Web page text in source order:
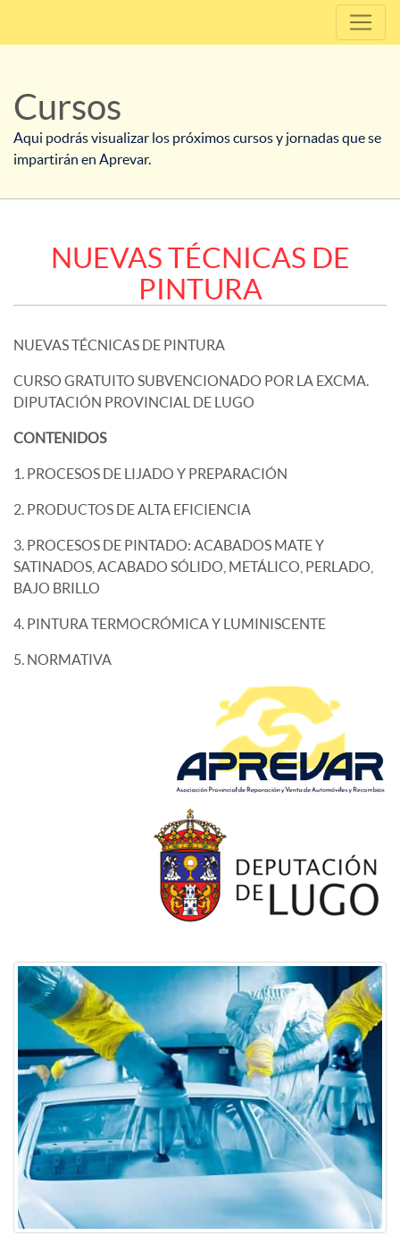
Cursos
Aqui podrás visualizar los próximos cursos y jornadas que se
impartirán en Aprevar.
NUEVAS TÉCNICAS DE
PINTURA
NUEVAS TÉCNICAS DE PINTURA
CURSO GRATUITO SUBVENCIONADO POR LA EXCMA.
DIPUTACIÓN PROVINCIAL DE LUGO
CONTENIDOS
1. PROCESOS DE LIJADO Y PREPARACIÓN
2. PRODUCTOS DE ALTA EFICIENCIA
3. PROCESOS DE PINTADO: ACABADOS MATE Y
SATINADOS, ACABADO SÓLIDO, METÁLICO, PERLADO,
BAJO BRILLO
4. PINTURA TERMOCRÓMICA Y LUMINISCENTE
5. NORMATIVA